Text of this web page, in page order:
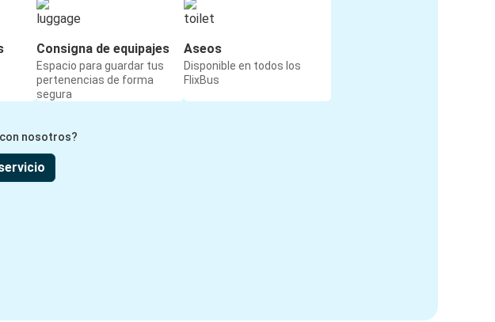
Consigna de equipajes
Espacio para guardar tus
pertenencias de forma
segura
Aseos
Disponible en todos los
FlixBus
con nosotros?